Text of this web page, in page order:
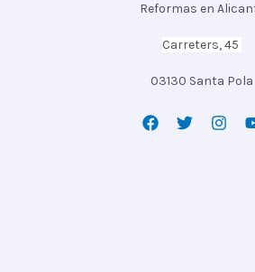
Reformas en
Carreters, 45
03130 Santa Pola